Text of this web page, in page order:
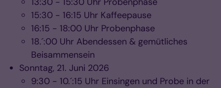
15:30 - 16:15 Uhr Kaffeepause
16:15 - 18:00 Uhr Probenphase
18.´:00 Uhr Abendessen & gemütliches
Beisammensein
Sonntag, 21. Juni 2026
9:30 - 10.´:15 Uhr Einsingen und Probe in der